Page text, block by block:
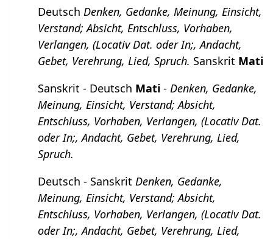
DeutschDenken, Gedanke, Meinung, Einsicht,
Verstand; Absicht, Entschluss, Vorhaben,
Verlangen, (Locativ Dat. oder In;, Andacht,
Gebet, Verehrung, Lied, Spruch. Sanskrit Mati
Sanskrit - Deutsch Mati -Denken, Gedanke,
Meinung, Einsicht, Verstand; Absicht,
Entschluss, Vorhaben, Verlangen, (Locativ Dat.
oder In;, Andacht, Gebet, Verehrung, Lied,
Spruch.
Deutsch - SanskritDenken, Gedanke,
Meinung, Einsicht, Verstand; Absicht,
Entschluss, Vorhaben, Verlangen, (Locativ Dat.
oder In;, Andacht, Gebet, Verehrung, Lied,